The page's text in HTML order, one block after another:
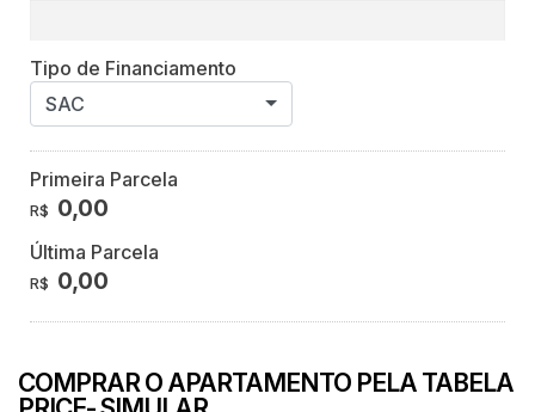
Tipo de Financiamento
SAC
Primeira Parcela
R$ 0,00
Última Parcela
R$ 0,00
COMPRAR O APARTAMENTO PELA TABELA